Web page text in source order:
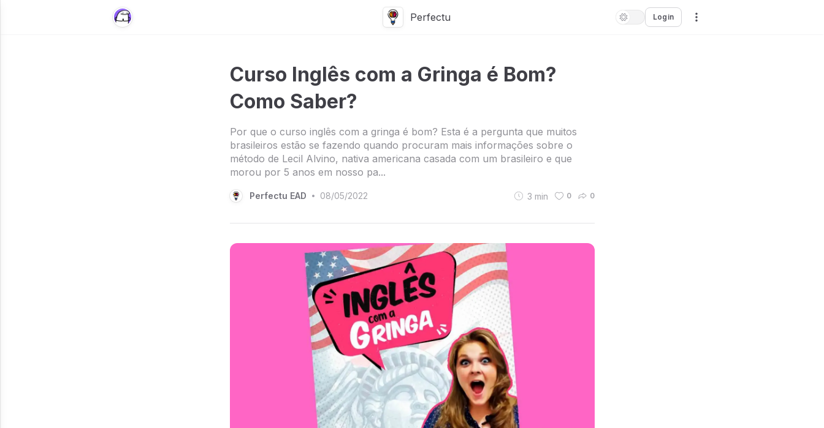
Perfectu Login
Curso Inglês com a Gringa é Bom?
Como Saber?
Por que o curso inglês com a gringa é bom? Esta é a pergunta que muitos
brasileiros estão se fazendo quando procuram mais informações sobre o
método de Lecil Alvino, nativa americana casada com um brasileiro e que
morou por 5 anos em nosso pa...
Perfectu EAD • 08/05/2022 3 min 0 0